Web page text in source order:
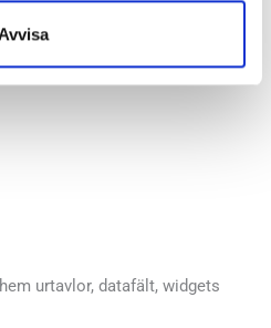
urtavlor, datafält, widgets